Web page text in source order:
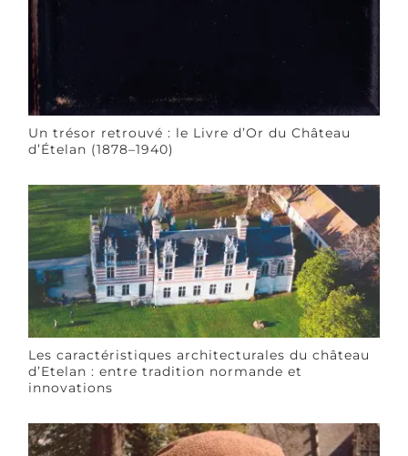
Un trésor retrouvé : le Livre d’Or du Château
d’Ételan (1878–1940)
Les caractéristiques architecturales du château
d’Etelan : entre tradition normande et
innovations